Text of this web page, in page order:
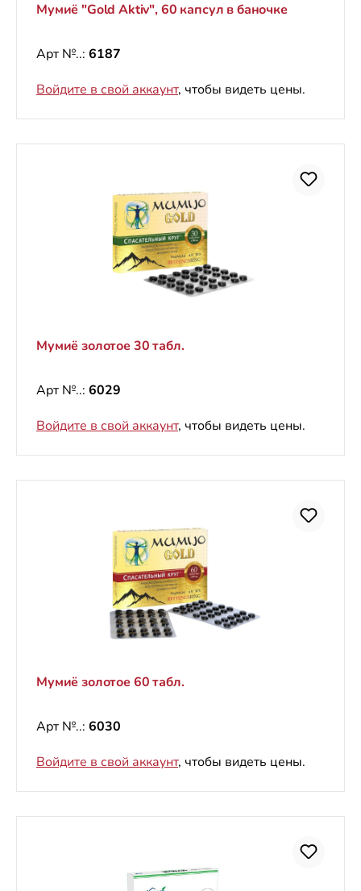
Мумиё "Gold Aktiv", 60 капсул в баночке
Арт №..: 6187
Войдите в свой аккаунт, чтобы видеть цены.
Мумиё золотое 30 табл.
Арт №..: 6029
Войдите в свой аккаунт, чтобы видеть цены.
Мумиё золотое 60 табл.
Арт №..: 6030
Войдите в свой аккаунт, чтобы видеть цены.